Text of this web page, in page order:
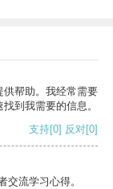
供帮助。我经常需要
到我需要的信息。
支持[0] 反对[0]
交流学习心得。